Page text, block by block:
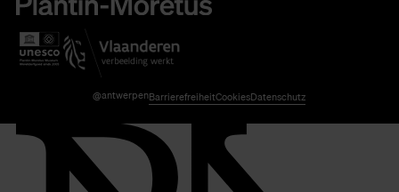
@antwerpenBarrierefreiheitCookiesDatenschutz